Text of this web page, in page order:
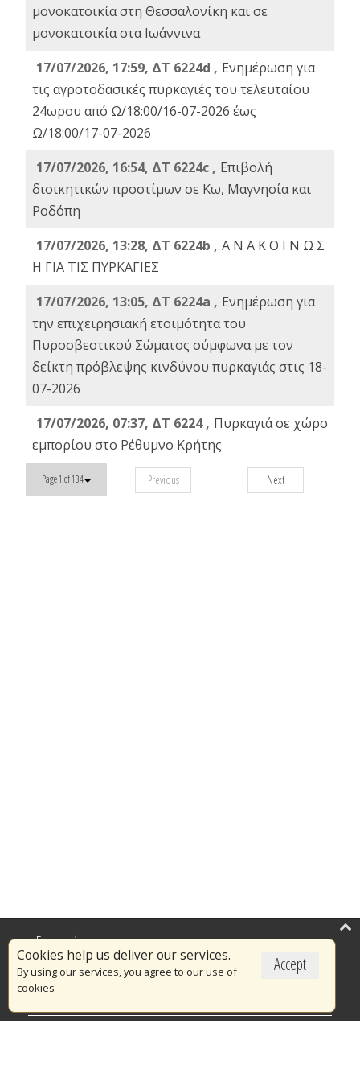
μονοκατοικία στη Θεσσαλονίκη και σε
μονοκατοικία στα Ιωάννινα
17/07/2026, 17:59, ΔΤ 6224d , Ενημέρωση για
τις αγροτοδασικές πυρκαγιές του τελευταίου
24ωρου από Ω/18:00/16-07-2026 έως
Ω/18:00/17-07-2026
17/07/2026, 16:54, ΔΤ 6224c , Επιβολή
διοικητικών προστίμων σε Κω, Μαγνησία και
Ροδόπη
17/07/2026, 13:28, ΔΤ 6224b , Α Ν Α Κ Ο Ι Ν Ω Σ
Η ΓΙΑ ΤΙΣ ΠΥΡΚΑΓΙΕΣ
17/07/2026, 13:05, ΔΤ 6224a , Ενημέρωση για
την επιχειρησιακή ετοιμότητα του
Πυροσβεστικού Σώματος σύμφωνα με τον
δείκτη πρόβλεψης κινδύνου πυρκαγιάς στις 18-
07-2026
17/07/2026, 07:37, ΔΤ 6224 , Πυρκαγιά σε χώρο
εμπορίου στο Ρέθυμνο Κρήτης
Page 1 of 134 Previous Next
Accept
Cookies help us deliver our services.
By using our services, you agree to our use of
cookies
Επικαιρότητα
Το Πυροσβεστικό Σώμα